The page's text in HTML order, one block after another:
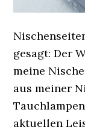
gesagt: Der
meine
aus meiner
aktuellen